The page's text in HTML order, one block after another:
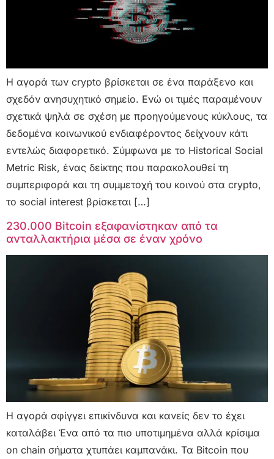
Η αγορά των crypto βρίσκεται σε ένα παράξενο και
σχεδόν ανησυχητικό σημείο. Ενώ οι τιμές παραμένουν
σχετικά ψηλά σε σχέση με προηγούμενους κύκλους, τα
δεδομένα κοινωνικού ενδιαφέροντος δείχνουν κάτι
εντελώς διαφορετικό. Σύμφωνα με το Historical Social
Metric Risk, ένας δείκτης που παρακολουθεί τη
συμπεριφορά και τη συμμετοχή του κοινού στα crypto,
το social interest βρίσκεται […]
230.000 Bitcoin εξαφανίστηκαν από τα
ανταλλακτήρια μέσα σε έναν χρόνο
Η αγορά σφίγγει επικίνδυνα και κανείς δεν το έχει
καταλάβει Ένα από τα πιο υποτιμημένα αλλά κρίσιμα
on chain σήματα χτυπάει καμπανάκι. Τα Bitcoin που